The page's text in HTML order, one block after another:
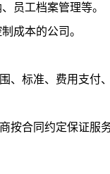
员工档案管理等。
成本的公司。
标准、费用支付、
合同约定保证服